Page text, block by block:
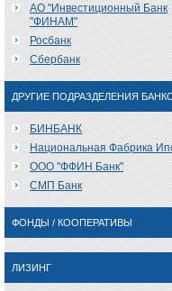
АО "Инвестиционный Банк
"ФИНАМ"
Росбанк
Сбербанк
ДРУГИЕ ПОДРАЗДЕЛЕНИЯ
БИНБАНК
Национальная Фабрика
ООО "ФФИН Банк"
СМП Банк
ФОНДЫ / КООПЕРАТИВЫ
ЛИЗИНГ